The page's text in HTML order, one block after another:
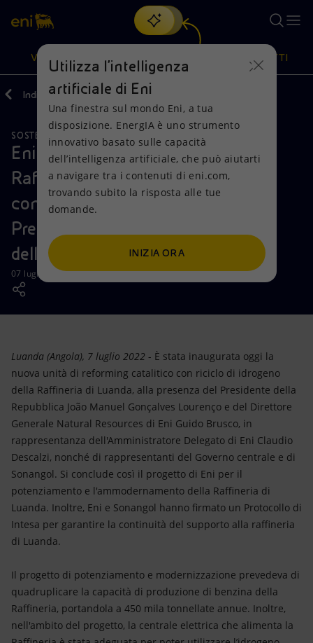
Cerca
scopri EnergIA, la nostra nuova soluzione di intelligenza
artificiale.
VISIONE
Visione
Mission e valori
Persone e Partnership
Net Zero
Modello satellitare
Energia accessibile
Innovazione
Scenari energetici
Azioni
Diversificazione energetica
Tecnologie per la transizione
Collaborazioni per l'innovazione
Attività nel mondo
PRODOTTI
Prodotti
Casa
Imprese
Mobilità
Indietro Media News
SOSTENIBILITÀ
Eni inaugura una nuova unità alla
Raffineria di Luanda e firma Intesa
con Sonangol alla presenza del
Presidente della Repubblica
dell'Angola
07 luglio 2022 - 17:20 CEST
Luanda (Angola), 7 luglio 2022 - È stata inaugurata oggi la
nuova unità di reforming catalitico con riciclo di idrogeno
della Raffineria di Luanda, alla presenza del Presidente della
Repubblica João Manuel Gonçalves Lourenço e del Direttore
Generale Natural Resources di Eni Guido Brusco, in
rappresentanza dell'Amministratore Delegato di Eni Claudio
Descalzi, nonché di rappresentanti del Governo centrale e di
Sonangol. Si conclude così il progetto di Eni per il
potenziamento e l'ammodernamento della Raffineria di
Luanda. Inoltre, Eni e Sonangol hanno firmato un Protocollo di
Intesa per garantire la continuità del supporto alla raffineria
di Luanda.
Il progetto di potenziamento e modernizzazione prevedeva di
quadruplicare la capacità di produzione di benzina della
Raffineria, portandola a 450 mila tonnellate annue. Inoltre,
nell'ambito del progetto, la centrale elettrica che alimenta la
Utilizza l'intelligenza
artificiale di Eni
Una finestra sul mondo Eni, a tua
disposizione. EnergIA è uno strumento
innovativo basato sulle capacità
dell’intelligenza artificiale, che può aiutarti
a navigare tra i contenuti di eni.com,
trovando subito la risposta alle tue
domande.
INIZIA ORA